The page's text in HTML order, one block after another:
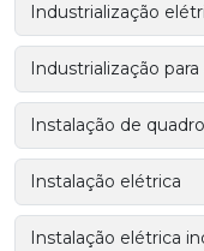
Industrialização
Industrialização
Instalação de
Instalação elétrica
Instalação elétrica